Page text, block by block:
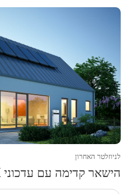
לניוזלטר האחרון
הישאר קדימה עם עדכוני SolaX האחרונים!